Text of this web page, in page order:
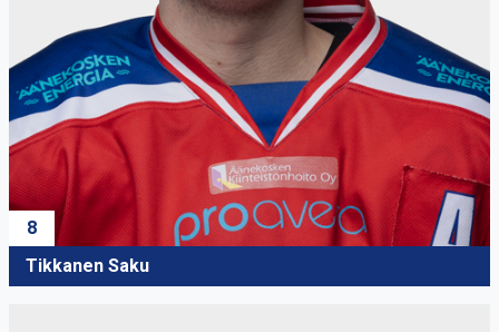
8
Tikkanen Saku